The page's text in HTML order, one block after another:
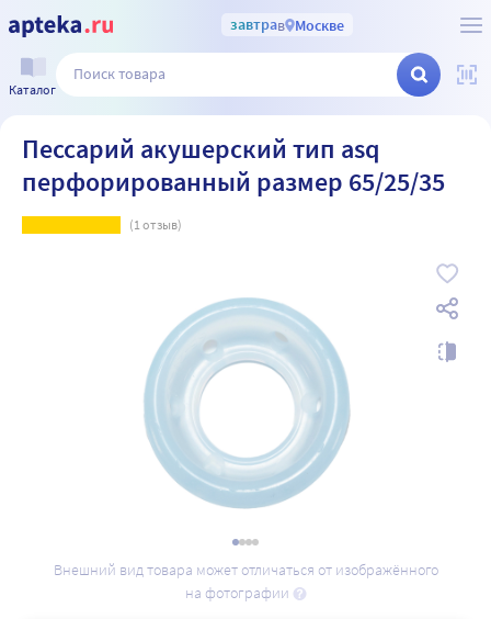
завтрав Москве
Каталог
Пессарий акушерский тип asq
перфорированный размер 65/25/35
(1отзыв)
Внешний вид товара может отличаться от изображённого
на фотографии